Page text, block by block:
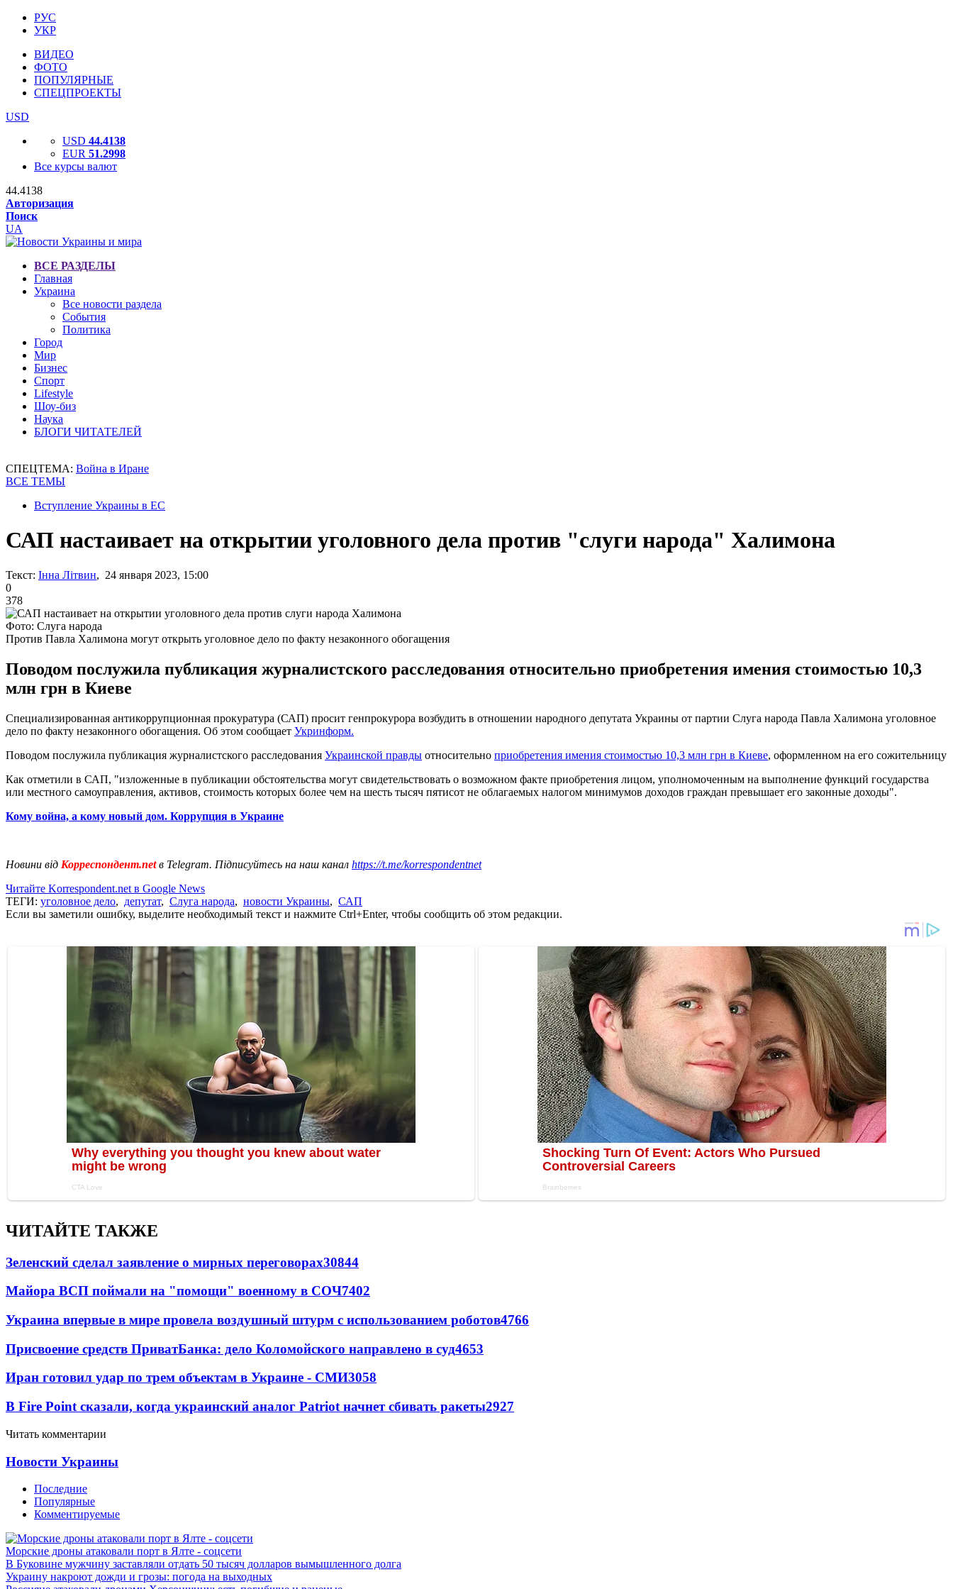
РУС
УКР
ВИДЕО
ФОТО
ПОПУЛЯРНЫЕ
СПЕЦПРОЕКТЫ
USD
USD 44.4138
EUR 51.2998
Все курсы валют
44.4138
Авторизация
Поиск
UA
ВСЕ РАЗДЕЛЫ
Главная
Украина
Все новости раздела
События
Политика
Город
Мир
Бизнес
Спорт
Lifestyle
Шоу-биз
Наука
БЛОГИ ЧИТАТЕЛЕЙ
СПЕЦТЕМА: Война в Иране
ВСЕ ТЕМЫ
Вступление Украины в ЕС
САП настаивает на открытии уголовного дела против "слуги народа" Халимона
Текст: Інна Літвин, 24 января 2023, 15:00
0
378
Фото: Слуга народа
Против Павла Халимона могут открыть уголовное дело по факту незаконного обогащения
Поводом послужила публикация журналистского расследования относительно приобретения имения стоимостью 10,3
млн грн в Киеве
Специализированная антикоррупционная прокуратура (САП) просит генпрокурора возбудить в отношении народного депутата Украины от партии Слуга народа Павла Халимона уголовное
дело по факту незаконного обогащения. Об этом сообщает Укринформ.
Поводом послужила публикация журналистского расследования Украинской правды относительно приобретения имения стоимостью 10,3 млн грн в Киеве, оформленном на его сожительницу
Как отметили в САП, "изложенные в публикации обстоятельства могут свидетельствовать о возможном факте приобретения лицом, уполномоченным на выполнение функций государства
или местного самоуправления, активов, стоимость которых более чем на шесть тысяч пятисот не облагаемых налогом минимумов доходов граждан превышает его законные доходы".
Кому война, а кому новый дом. Коррупция в Украине
Новини від Корреспондент.netв Telegram. Підписуйтесь на наш канал https://t.me/korrespondentnet
Читайте Korrespondent.net в Google News
ТЕГИ: уголовное дело, депутат, Слуга народа, новости Украины, САП
Если вы заметили ошибку, выделите необходимый текст и нажмите Ctrl+Enter, чтобы сообщить об этом редакции.
ЧИТАЙТЕ ТАКЖЕ
Зеленский сделал заявление о мирных переговорах30844
Майора ВСП поймали на "помощи" военному в СОЧ7402
Украина впервые в мире провела воздушный штурм с использованием роботов4766
Присвоение средств ПриватБанка: дело Коломойского направлено в суд4653
Иран готовил удар по трем объектам в Украине - СМИ3058
В Fire Point сказали, когда украинский аналог Patriot начнет сбивать ракеты2927
Читать комментарии
Новости Украины
Последние
Популярные
Комментируемые
Морские дроны атаковали порт в Ялте - соцсети
В Буковине мужчину заставляли отдать 50 тысяч долларов вымышленного долга
Украину накроют дожди и грозы: погода на выходных